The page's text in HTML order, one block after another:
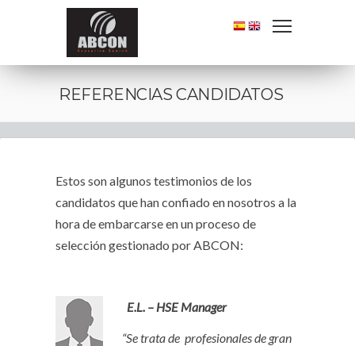
REFERENCIAS CANDIDATOS
Estos son algunos testimonios de los
candidatos que han confiado en nosotros a la
hora de embarcarse en un proceso de
selección gestionado por ABCON:
E.L. – HSE Manager
“Se trata de profesionales de gran